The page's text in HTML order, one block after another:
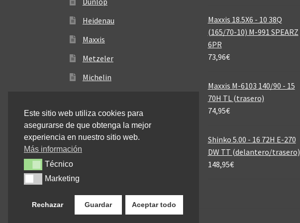
Heidenau
Maxxis
Metzeler
Michelin
Pirelli
Maxxis 18.5X6 - 10 38Q
(165/70-10) M-991 SPEARZ
6PR
73,96€
Maxxis M-6103 140/90 - 15
70H TL (trasero)
74,95€
Shinko 5.00 - 16 72H E-270
DW TT (delantero/trasero)
148,95€
Este sitio web utiliza cookies para
asegurarse de que obtenga la mejor
experiencia en nuestro sitio web.
Más información
TécnicoTécnico
MarketingMarketing
Rechazar Guardar Aceptar todo